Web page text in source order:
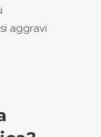
aggravi